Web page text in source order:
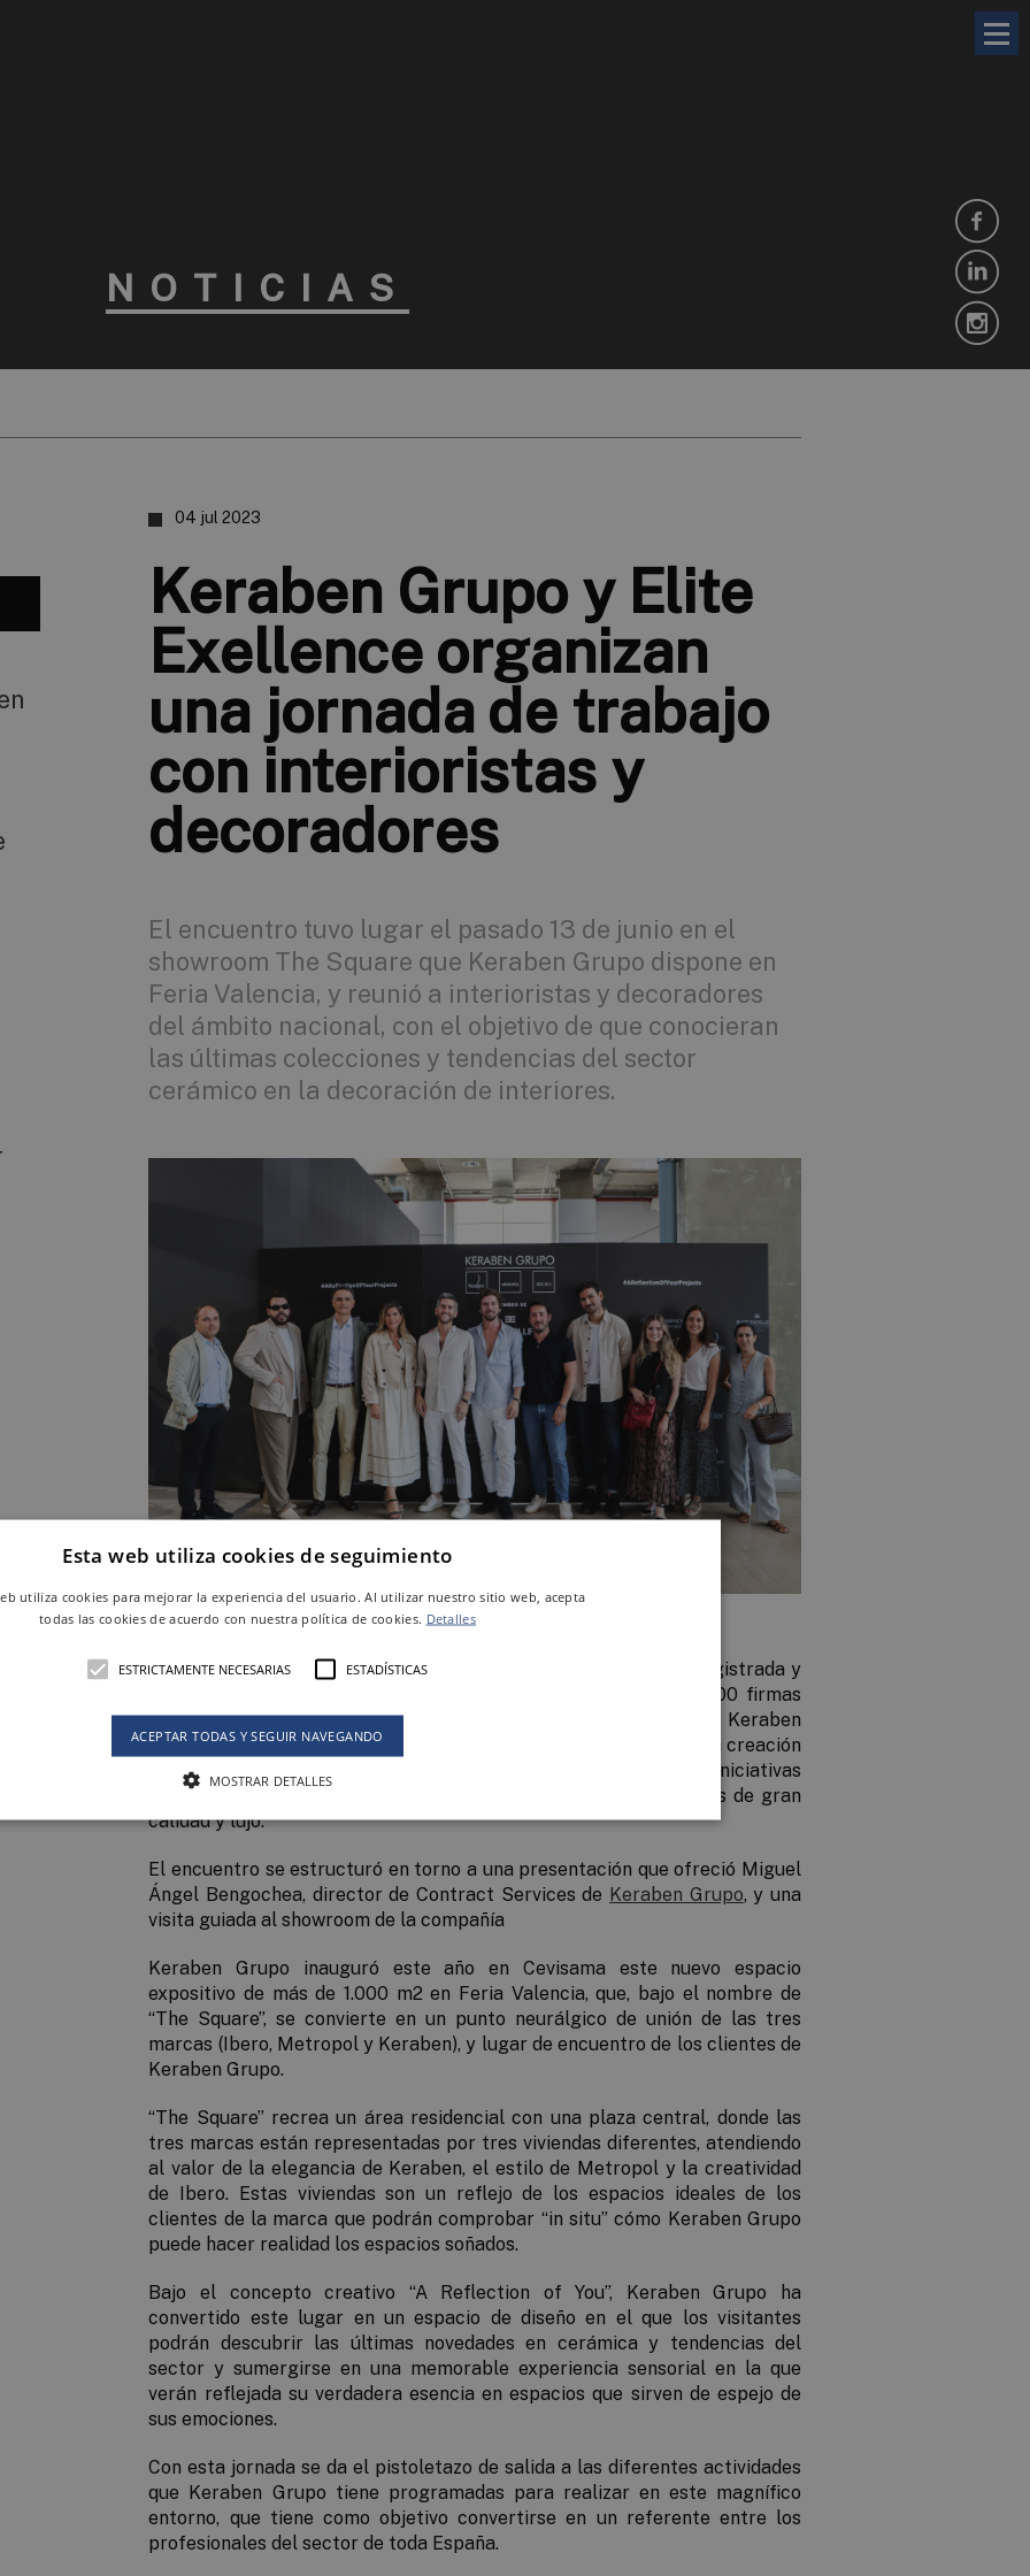
NOTICIAS
04 jul 2023
Keraben Grupo y Elite
Exellence organizan
una jornada de trabajo
con interioristas y
decoradores
El encuentro tuvo lugar el pasado 13 de junio en el
showroom The Square que Keraben Grupo dispone en
Feria Valencia, y reunió a interioristas y decoradores
del ámbito nacional, con el objetivo de que conocieran
las últimas colecciones y tendencias del sector
cerámico en la decoración de interiores.
Elite Excellence - Federación Española del Lujo es una entidad registrada y
reconocida por el Ministerio del Interior, que engloba más de 100 firmas
seleccionadas de alta gama y lujo, entre las que se encuentra Keraben
Grupo. El objetivo de esta federación es apoyar a las marcas en la creación
de nuevas ideas y propuestas y dar respaldo en todas aquellas iniciativas
que les permitan desarrollar su trabajo dentro de los estándares de gran
calidad y lujo.
El encuentro se estructuró en torno a una presentación que ofreció Miguel
Ángel Bengochea, director de Contract Services de Keraben Grupo, y una
visita guiada al showroom de la compañía
Keraben Grupo inauguró este año en Cevisama este nuevo espacio
expositivo de más de 1.000 m2en Feria Valencia, que, bajo el nombre de
“The Square”, se convierte en un punto neurálgico de unión de las tres
marcas (Ibero, Metropol y Keraben), y lugar de encuentro de los clientes de
Keraben Grupo.
“The Square” recrea un área residencial con una plaza central, donde las
tres marcas están representadas por tres viviendas diferentes, atendiendo
al valor de la elegancia de Keraben, el estilo de Metropol y la creatividad
de Ibero. Estas viviendas son un reflejo de los espacios ideales de los
clientes de la marca que podrán comprobar “in situ” cómo Keraben Grupo
puede hacer realidad los espacios soñados.
Bajo el concepto creativo “A Reflection of You”, Keraben Grupo ha
convertido este lugar en un espacio de diseño en el que los visitantes
podrán descubrir las últimas novedades en cerámica y tendencias del
sector y sumergirse en una memorable experiencia sensorial en la que
verán reflejada su verdadera esencia en espacios que sirven de espejo de
sus emociones.
Con esta jornada se da el pistoletazo de salida a las diferentes actividades
que Keraben Grupo tiene programadas para realizar en este magnífico
entorno, que tiene como objetivo convertirse en un referente entre los
profesionales del sector de toda España.
Esta web utiliza cookies de seguimiento
utiliza cookies para mejorar la experiencia del usuario. Al utilizar nuestro sitio web, acepta
todas las cookies de acuerdo con nuestra política de cookies. Detalles
ESTRICTAMENTE NECESARIAS ESTADÍSTICAS
ACEPTAR TODAS Y SEGUIR NAVEGANDO
MOSTRAR DETALLES